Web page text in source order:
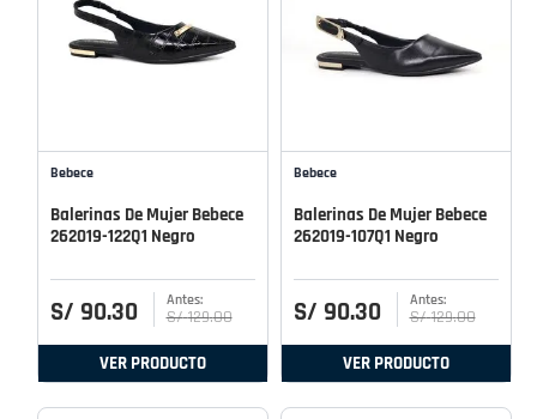
Bebece
Balerinas De Mujer Bebece
262019-122Q1 Negro
S/ 90.30 S/ 129.00
VER PRODUCTO
Bebece
Balerinas De Mujer Bebece
262019-107Q1 Negro
S/ 90.30 S/ 129.00
VER PRODUCTO